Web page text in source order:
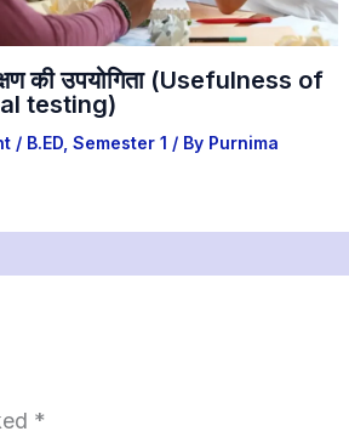
की उपयोगिता (Usefulness of
testing)
/ B.ED, Semester 1 / By Purnima
*